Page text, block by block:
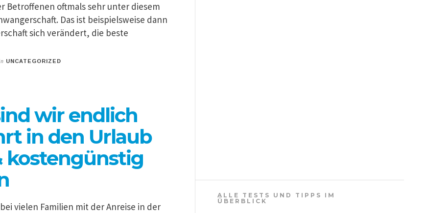
Betroffenen oftmals sehr unter diesem
Das ist beispielsweise dann
sich verändert, die beste
UNCATEGORIZED
wir endlich
in den Urlaub
kostengünstig
vielen Familien mit der Anreise in der
ALLE TESTS UND TIPPS IM
ÜBERBLICK